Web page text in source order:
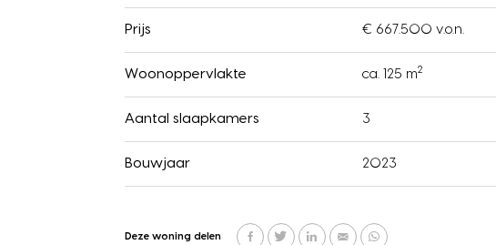
Prijs € 667.500 v.o.n.
Woonoppervlakte ca. 125 m2
Aantal slaapkamers 3
Bouwjaar 2023
Deze woning delen